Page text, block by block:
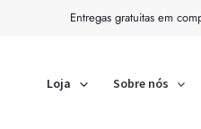
Entregas gratuitas em
Loja Sobre nós